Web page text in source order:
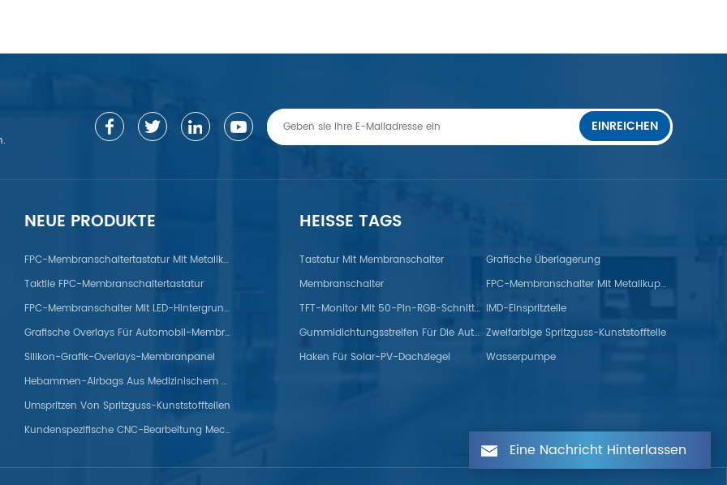
Zink/Titan/ABS/PP/PET/PC/PS/Nylon/POM/PVC/PMMA/PEEK
EINREICHEN
NEUE PRODUKTE
FPC-Membranschaltertastatur Mit Metallkuppel
Taktile FPC-Membranschaltertastatur
FPC-Membranschalter Mit LED-Hintergrundbeleuchtung
Grafische Overlays Für Automobil-Membranpanels
Silikon-Grafik-Overlays-Membranpanel
Hebammen-Airbags Aus Medizinischem Silikon
Umspritzen Von Spritzguss-Kunststoffteilen
Kundenspezifische CNC-Bearbeitung Mechanischer Titanteile
HEISSE TAGS
Tastatur Mit Membranschalter
Grafische Überlagerung
Membranschalter
FPC-Membranschalter Mit Metallkuppel
TFT-Monitor Mit 50-Pin-RGB-Schnittstelle IMD-Einspritzteile
Gummidichtungsstreifen Für Die Automobilindustrie Zweifarbige Spritzguss-Kunststoffteile
Haken Für Solar-PV-Dachziegel
Wasserpumpe
Eine Nachricht Hinterlassen